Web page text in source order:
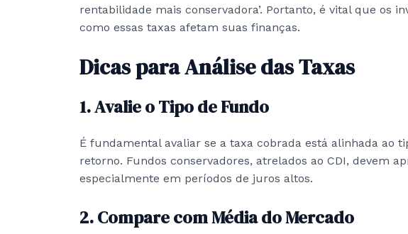
rentabilidade mais conservadora’. Portanto, é vital que os
como essas taxas afetam suas finanças.
Dicas para Análise das Taxas
1. Avalie o Tipo de Fundo
É fundamental avaliar se a taxa cobrada está alinhada ao
retorno. Fundos conservadores, atrelados ao CDI, devem
especialmente em períodos de juros altos.
2. Compare com Média do Mercado